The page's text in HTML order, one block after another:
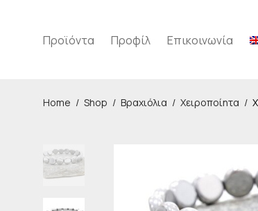
Προϊόντα Προφίλ Επικοινωνία
Home / Shop / Βραχιόλια / Χειροποίητα /